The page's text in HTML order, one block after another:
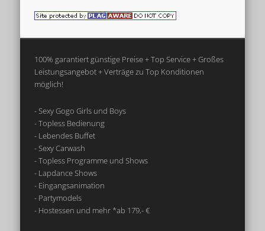
100% garantiert günstige Preise + Top Service + Großes
Leistungsangebot + Verträge zu Top Konditionen
möglich!
- Sexy Gogo Girls und Boys
- Topless Bedienung
- Lebendes Buffet
- Sexy Carwash
- Topless Programme und Shows
- Lapdance Shows
- Eingangsanimation
- Partymodels
- Hostessen und mehr *ab 179,- €